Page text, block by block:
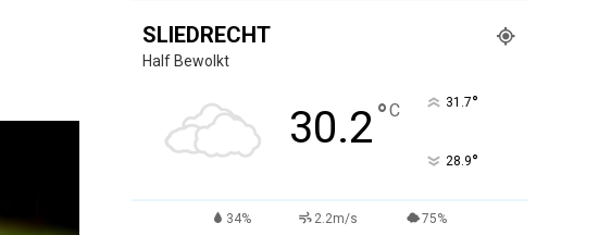
SLIEDRECHT
Half Bewolkt
30.2°C 31.7°
28.9°
34% 2.2m/s 75%